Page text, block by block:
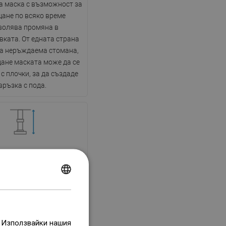
маска с възможност за
по всяко време
промяна в
От едната страна
неръждаема стомана,
маската може да се
плочки, за да създаде
с пода.
на неравна
нашия